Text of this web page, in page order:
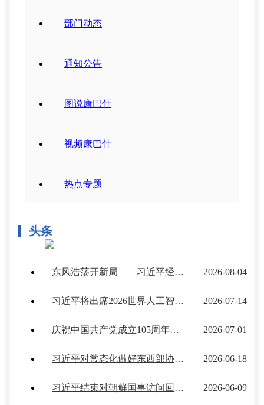
部门动态
通知公告
图说康巴什
视频康巴什
热点专题
头条
2026-08-04
东风浩荡开新局——习近平经济思想指引中国经济高质量发展行稳致远
2026-07-14
习近平将出席2026世界人工智能大会暨人工智能全球治理高级别会议开幕式并发表主旨讲话
2026-07-01
庆祝中国共产党成立105周年大会在京隆重举行
2026-06-18
习近平对常态化做好东西部协作工作作出重要指示
2026-06-09
习近平结束对朝鲜国事访问回到北京